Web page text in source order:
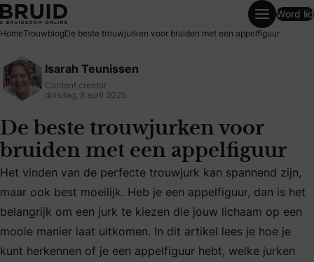
De beste trouwjurken voor bruiden met een appelfiguur
Word lid
HomeTrouwblogDe beste trouwjurken voor bruiden met een appelfiguur
Isarah Teunissen
Content creator
dinsdag, 8 april 2025
De beste trouwjurken voor
bruiden met een appelfiguur
Het vinden van de perfecte trouwjurk kan spannend zijn,
Het vinden van de perfecte trouwjurk kan spannend zijn,
maar ook best moeilijk. Heb je een appelfiguur, dan is het
belangrijk om een jurk te kiezen die jouw lichaam op een
mooie manier laat uitkomen. In dit artikel lees je hoe je
kunt herkennen of je een appelfiguur hebt, welke jurken